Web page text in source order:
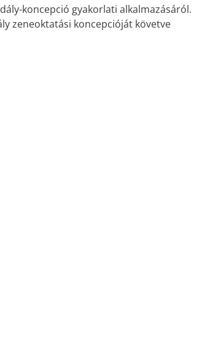
koncepció gyakorlati alkalmazásáról.
zeneoktatási koncepcióját követve